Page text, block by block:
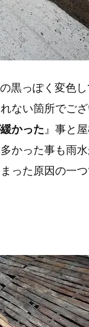
黒っぽく変色し
ない箇所でご
かった 』事と
かった事も雨
った原因の一つ